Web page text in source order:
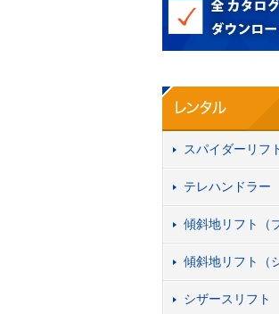
スパイダーリフ
テレハンドラー
傾斜地リフト（
傾斜地リフト（
シザースリフト